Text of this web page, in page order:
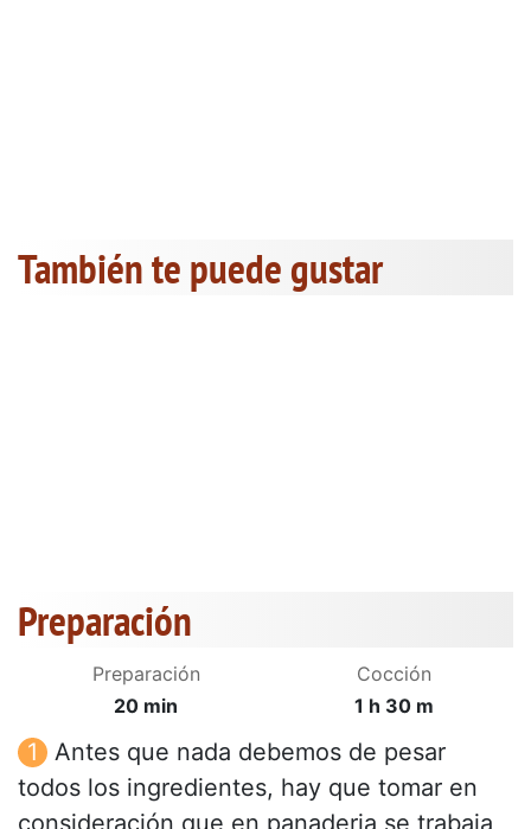
También te puede gustar
Preparación
Preparación
20 min
Cocción
1 h 30 m
Antes que nada debemos de pesar
todos los ingredientes, hay que tomar en